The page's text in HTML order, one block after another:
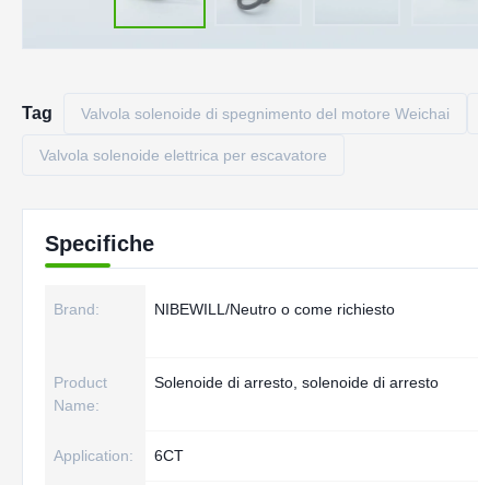
Tag Valvola solenoide di spegnimento del motore Weichai
Valvola solenoide elettrica per escavatore
Specifiche
Brand: NIBEWILL/Neutro o come richiesto
Product
Name:
Solenoide di arresto, solenoide di arresto
Application: 6CT